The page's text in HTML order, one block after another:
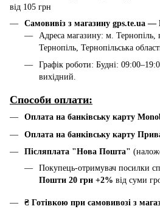
від 105 грн
Самовивіз з магазину
Адреса магазину: м. Тернопіль,
Тернопіль, Тернопільська
Графік роботи: Будні:
вихідний.
Способи оплати:
Оплата на банківську карту
Оплата на банківську карту
Післяплата "Нова Пошта"
Покупець-отримувач посилки
Пошти 20 грн +2% від суми
₴ Готівкою при самовивозі з